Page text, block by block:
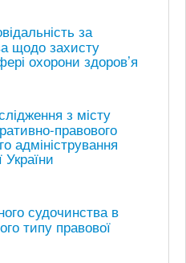
за
щодо захисту
охорони здоров’я
з місту
правового
адміністрування
України
судочинства в
типу правової